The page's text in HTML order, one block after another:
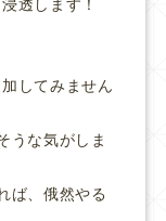
透します！
してみません
うな気がしま
ば、俄然やる